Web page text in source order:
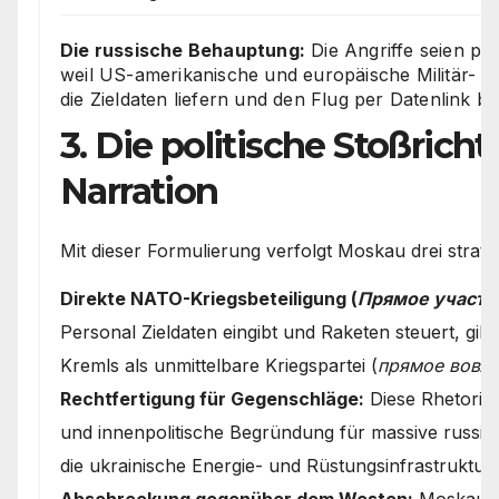
Die russische Behauptung: Die Angriffe seien
weil US-amerikanische und europäische Militär-
die Zieldaten liefern und den Flug per Datenlink
3. Die politische
Narration
Mit dieser Formulierung verfolgt Moskau drei
Direkte NATO-Kriegsbeteiligung (Прямое
Personal Zieldaten eingibt und Raketen steuert, gilt
Kremls als unmittelbare Kriegspartei (прямое
Rechtfertigung für Gegenschläge: Diese
und innenpolitische Begründung für massive
die ukrainische Energie- und Rüstungsinfrastruktur.